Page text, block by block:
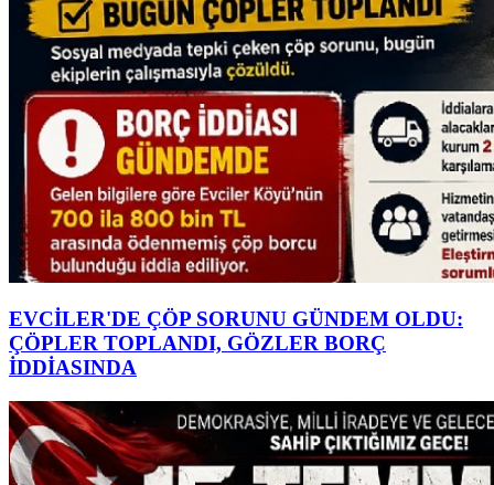
EVCİLER'DE ÇÖP SORUNU GÜNDEM OLDU:
ÇÖPLER TOPLANDI, GÖZLER BORÇ
İDDİASINDA